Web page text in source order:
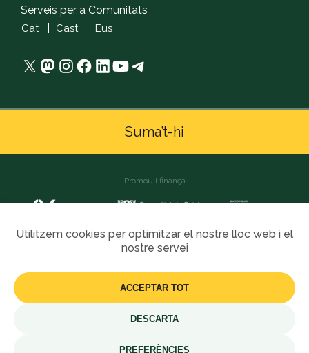
Utilitzem cookies per optimitzar el nostre lloc web i el
nostre servei
ACCEPTAR TOT
DESCARTA
PREFERÈNCIES
Serveis per a Comunitats
Cat Cast Eus
X Mastodon
Instagram
Facebook
LinkedIn
YouTube
Telegram
Suma’t-hi
Promou i finança
2025 Som Comunitats